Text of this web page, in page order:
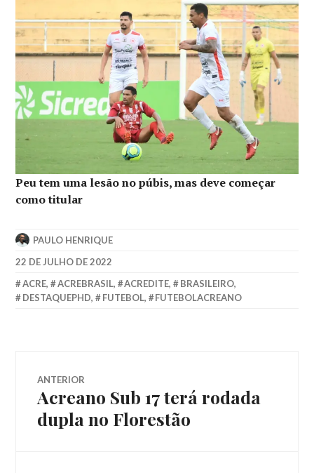
Peu tem uma lesão no púbis, mas deve começar
como titular
PAULO HENRIQUE
22 DE JULHO DE 2022
ACRE, ACREBRASIL, ACREDITE, BRASILEIRO,
DESTAQUEPHD, FUTEBOL, FUTEBOLACREANO
ANTERIOR
Acreano Sub 17 terá rodada
dupla no Florestão